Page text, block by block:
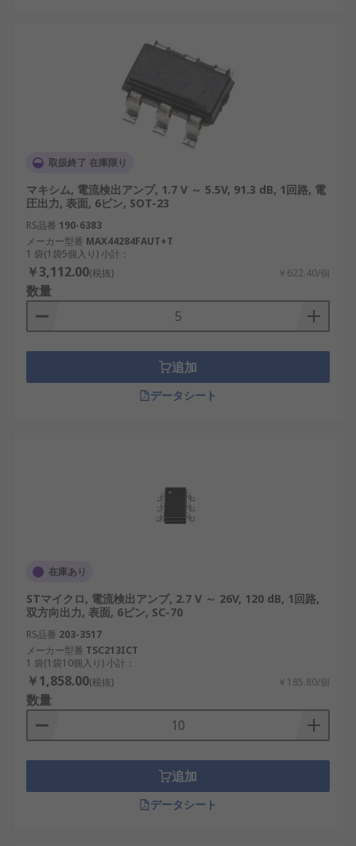
電流センスアンプ・CSAを選択する際、RSはおすす
め品と交換部品を低価格で提供します。配送サービ
スと料金の詳細については、
配送ページ
取扱終了 在庫限り
マキシム, 電流検出アンプ, 1.7 V ～ 5.5V, 91.3 dB, 1回路, 電
圧出力, 表面, 6ピン, SOT-23
RS品番 190-6383
メーカー型番 MAX44284FAUT+T
1 袋(1袋5個入り) 小計：
￥3,112.00(税抜) ￥622.40/個
数量
追加
データシート
在庫あり
STマイクロ, 電流検出アンプ, 2.7 V ～ 26V, 120 dB, 1回路,
双方向出力, 表面, 6ピン, SC-70
RS品番 203-3517
メーカー型番 TSC213ICT
1 袋(1袋10個入り) 小計：
￥1,858.00(税抜) ￥185.80/個
数量
追加
データシート